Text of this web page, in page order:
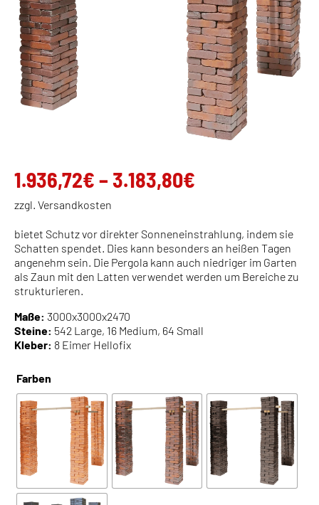
1.936,72€–3.183,80€
3.183,80€
zzgl. Versandkosten
bietet Schutz vor direkter Sonneneinstrahlung, indem sie
Schatten spendet. Dies kann besonders an heißen Tagen
angenehm sein. Die Pergola kann auch niedriger im Garten
als Zaun mit den Latten verwendet werden um Bereiche zu
strukturieren.
Maße: 3000x3000x2470
Steine: 542 Large, 16 Medium, 64 Small
Kleber: 8 Eimer Hellofix
Farben